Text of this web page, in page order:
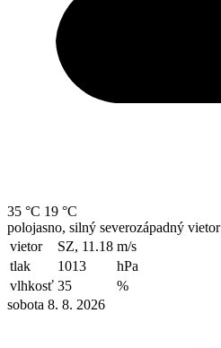
35 °C 19 °C
polojasno, silný severozápadný vietor
vietor
SZ, 11.18 m/s
tlak
1013
hPa
vlhkosť 35
%
sobota 8. 8. 2026